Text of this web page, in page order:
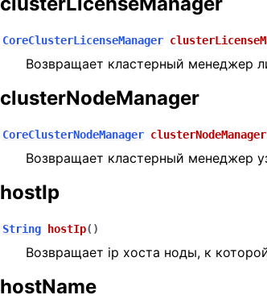
CoreClusterLicenseManager
Возвращает кластерный менеджер
clusterNodeManager
CoreClusterNodeManager clusterNodeManager
Возвращает кластерный менеджер
hostIp
String hostIp( )
Возвращает ip хоста ноды, к
hostName